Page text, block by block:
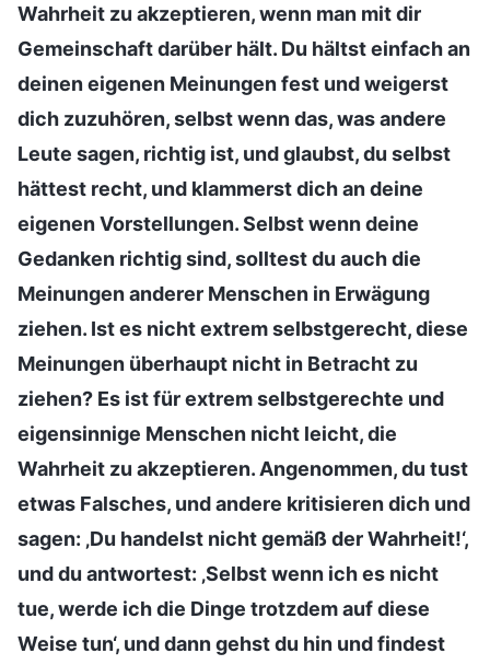
Wahrheit zu akzeptieren, wenn man mit dir
Gemeinschaft darüber hält. Du hältst einfach an
deinen eigenen Meinungen fest und weigerst
dich zuzuhören, selbst wenn das, was andere
Leute sagen, richtig ist, und glaubst, du selbst
hättest recht, und klammerst dich an deine
eigenen Vorstellungen. Selbst wenn deine
Gedanken richtig sind, solltest du auch die
Meinungen anderer Menschen in Erwägung
ziehen. Ist es nicht extrem selbstgerecht, diese
Meinungen überhaupt nicht in Betracht zu
ziehen? Es ist für extrem selbstgerechte und
eigensinnige Menschen nicht leicht, die
Wahrheit zu akzeptieren. Angenommen, du tust
etwas Falsches, und andere kritisieren dich und
sagen: ‚Du handelst nicht gemäß der Wahrheit!‘,
und du antwortest: ‚Selbst wenn ich es nicht
tue, werde ich die Dinge trotzdem auf diese
Weise tun‘, und dann gehst du hin und findest